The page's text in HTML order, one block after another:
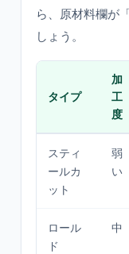
ら、原材料欄が
しょう。
タイプ
加
工
度
スティ
ールカ
ット
弱
い
ロール
ド
中